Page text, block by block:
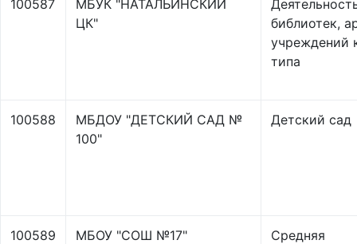
100587
МБУК "НАТАЛЬИНСКИЙ
ЦК"
библиотек,
учреждений
типа
100588
МБДОУ "ДЕТСКИЙ САД №
100"
Детский сад
100589 МБОУ "СОШ №17"
Средняя